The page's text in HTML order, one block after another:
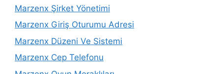
Marzenx Şirket Yönetimi
Marzenx Giriş Oturumu Adresi
Marzenx Düzeni Ve Sistemi
Marzenx Cep Telefonu